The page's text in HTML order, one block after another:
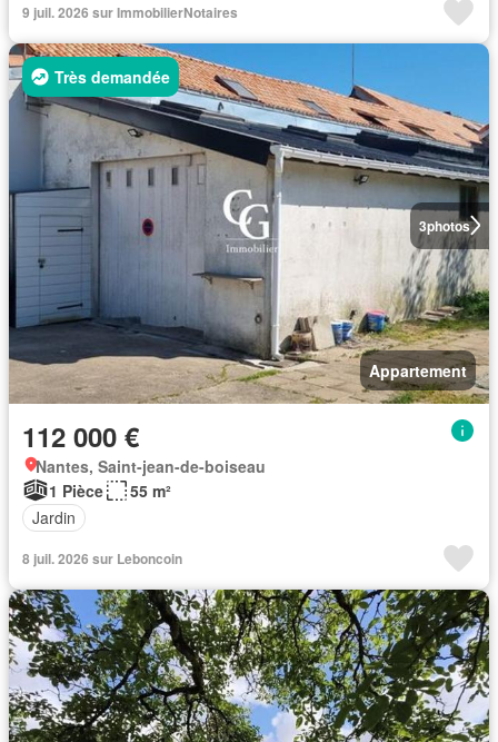
9 juil. 2026 sur ImmobilierNotaires
3photos
Très demandée
Appartement
112 000 €
Nantes, Saint-jean-de-boiseau
1 Pièce
55 m²
Jardin
8 juil. 2026 sur Leboncoin